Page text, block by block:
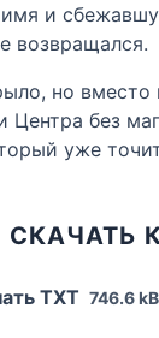
и
возвращался.
но вместо
без
уже
СКАЧАТЬ
TXT 746.6 kB